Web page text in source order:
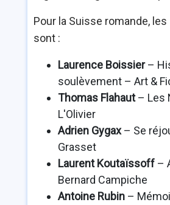
Pour la Suisse romande,
sont :
Laurence Boissier–
soulèvement – Art &
Thomas Flahaut– Les
L'Olivier
Adrien Gygax– Se
Grasset
Laurent Koutaïssoff–
Bernard Campiche
Antoine Rubin–